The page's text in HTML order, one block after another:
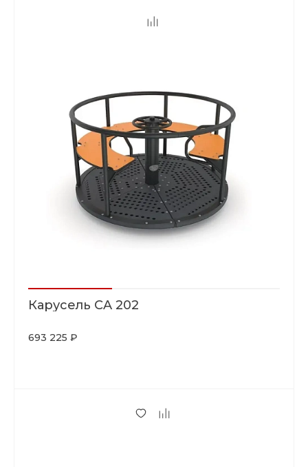
Карусель CA 202
693 225 ₽